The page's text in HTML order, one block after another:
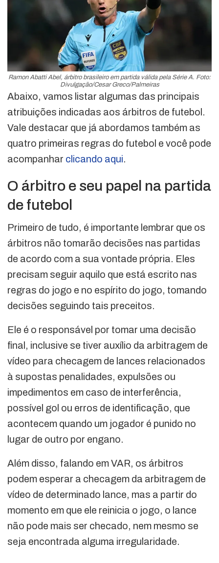
Ramon Abatti Abel, árbitro brasileiro em partida válida pela Série A. Foto:
Divulgação/Cesar Greco/Palmeiras
Abaixo, vamos listar algumas das principais
atribuições indicadas aos árbitros de futebol.
Vale destacar que já abordamos também as
quatro primeiras regras do futebol e você pode
acompanhar clicando aqui.
O árbitro e seu papel na partida
de futebol
Primeiro de tudo, é importante lembrar que os
árbitros não tomarão decisões nas partidas
de acordo com a sua vontade própria. Eles
precisam seguir aquilo que está escrito nas
regras do jogo e no espírito do jogo, tomando
decisões seguindo tais preceitos.
Ele é o responsável por tomar uma decisão
final, inclusive se tiver auxílio da arbitragem de
vídeo para checagem de lances relacionados
à supostas penalidades, expulsões ou
impedimentos em caso de interferência,
possível gol ou erros de identificação, que
acontecem quando um jogador é punido no
lugar de outro por engano.
Além disso, falando em VAR, os árbitros
podem esperar a checagem da arbitragem de
vídeo de determinado lance, mas a partir do
momento em que ele reinicia o jogo, o lance
não pode mais ser checado, nem mesmo se
seja encontrada alguma irregularidade.